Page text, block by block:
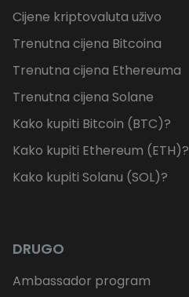
Cijene kriptovaluta uživo
Trenutna cijena Bitcoina
Trenutna cijena Ethereuma
Trenutna cijena Solane
Kako kupiti Bitcoin (BTC)?
Kako kupiti Ethereum (ETH)?
Kako kupiti Solanu (SOL)?
DRUGO
Ambassador program